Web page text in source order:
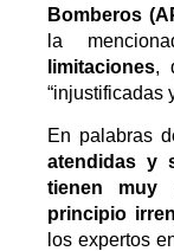
Bomberos
la
limitaciones,
“injustificadas
En palabras
atendidas y
tienen muy
principio
los expertos